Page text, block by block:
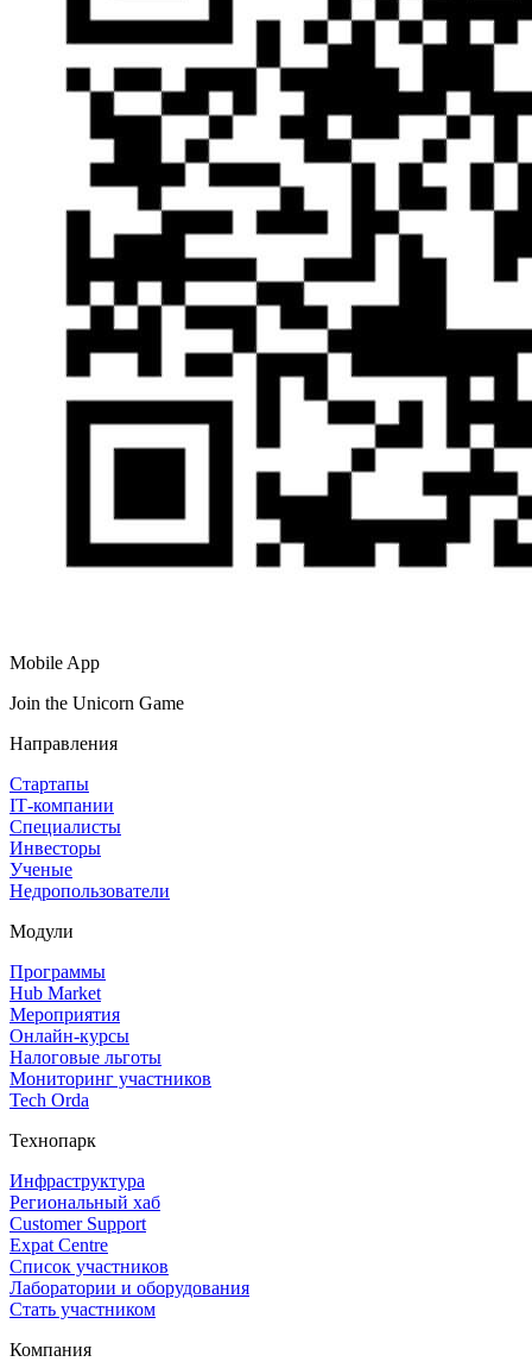
Mobile App
Join the Unicorn Game
Направления
Стартапы
IT‑компании
Специалисты
Инвесторы
Ученые
Недропользователи
Модули
Программы
Hub Market
Мероприятия
Онлайн‑курсы
Налоговые льготы
Мониторинг участников
Tech Orda
Технопарк
Инфраструктура
Региональный хаб
Customer Support
Expat Centre
Список участников
Лаборатории и оборудования
Стать участником
Компания